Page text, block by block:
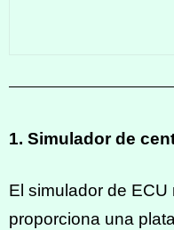
1. Simulador de
El simulador de
proporciona una